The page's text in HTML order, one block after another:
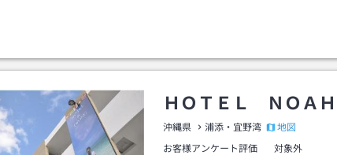
ＨＯＴＥＬ ＮＯＡＨ
沖縄県 浦添・宜野湾
地図
お客様アンケート評価
対象外